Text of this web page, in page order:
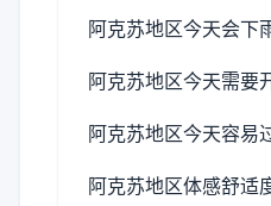
阿克苏地区今天会下
阿克苏地区今天需要
阿克苏地区今天容易
阿克苏地区体感舒适